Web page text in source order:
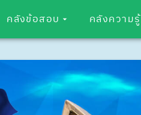
คลังข้อสอบ คลังความรู้